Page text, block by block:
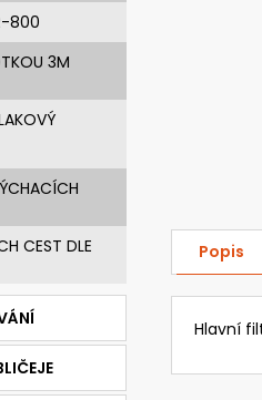
800
3M
CEST DLE
Popis
Hlavní